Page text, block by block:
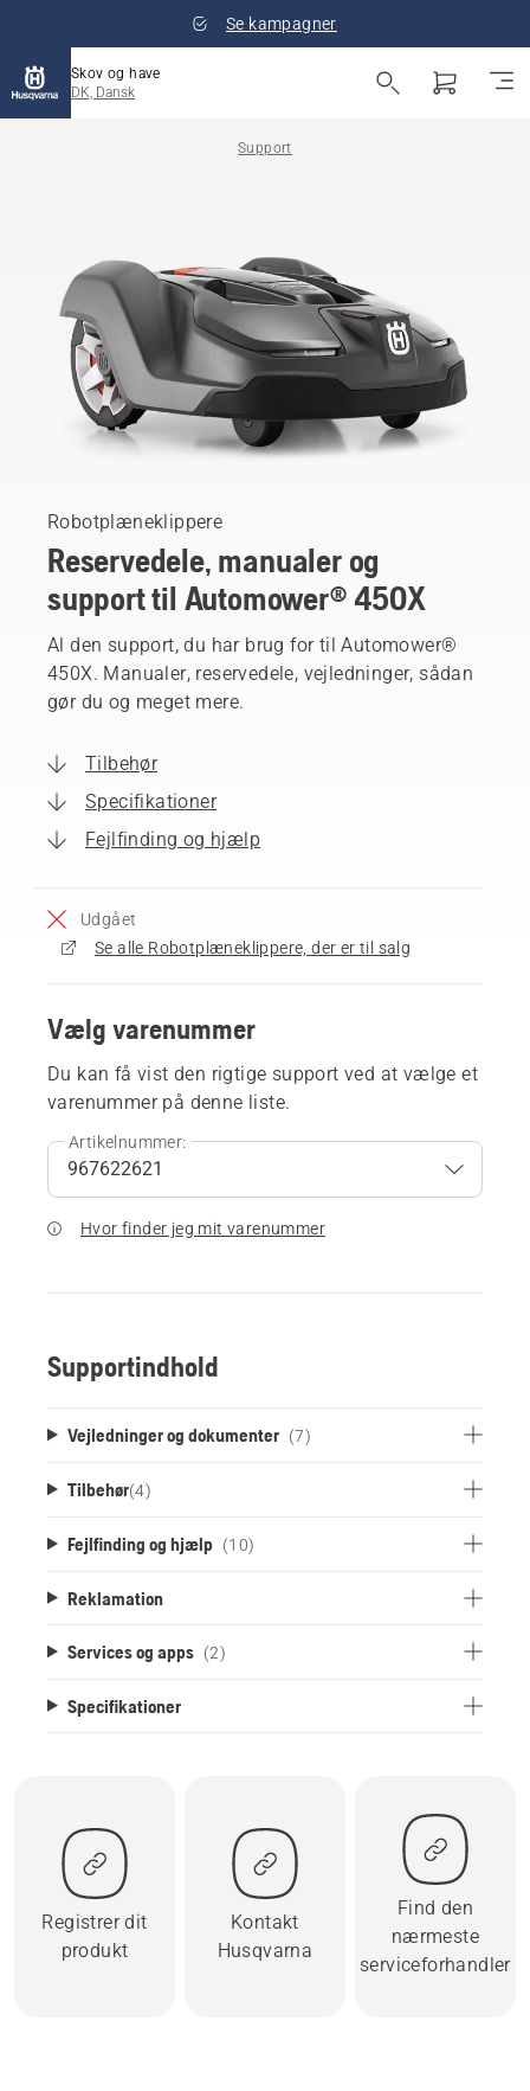
Se kampagner
Skov og have
DK, Dansk
Support
Robotplæneklippere
Reservedele, manualer og
support til Automower® 450X
Al den support, du har brug for til Automower®
450X. Manualer, reservedele, vejledninger, sådan
gør du og meget mere.
Tilbehør
Specifikationer
Fejlfinding og hjælp
Udgået
Se alle Robotplæneklippere, der er til salg
Vælg varenummer
Du kan få vist den rigtige support ved at vælge et
varenummer på denne liste.
Artikelnummer:
Hvor finder jeg mit varenummer
Supportindhold
Vejledninger og dokumenter (7)
Tilbehør(4)
Fejlfinding og hjælp (10)
Reklamation
Services og apps (2)
Specifikationer
Registrer dit
produkt
Kontakt
Husqvarna
Find den
nærmeste
serviceforhandler